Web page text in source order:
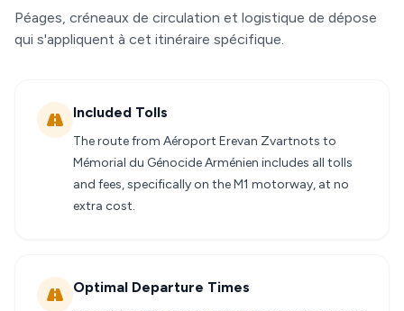
Péages, créneaux de circulation et logistique de dépose
qui s'appliquent à cet itinéraire spécifique.
Included Tolls
The route from Aéroport Erevan Zvartnots to
Mémorial du Génocide Arménien includes all tolls
and fees, specifically on the M1 motorway, at no
extra cost.
Optimal Departure Times